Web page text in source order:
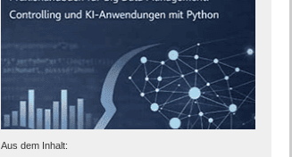
Aus dem Inhalt: